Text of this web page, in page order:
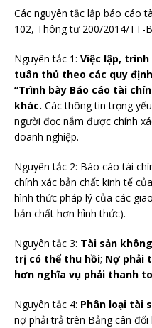
Các nguyên tắc lập báo cáo
102, Thông tư 200/2014/TT-
Nguyên tắc 1: Việc lập,
tuân thủ theo các quy
“Trình bày Báo cáo tài
khác. Các thông tin trọng
người đọc nắm được chính
doanh nghiệp.
Nguyên tắc 2: Báo cáo tài
chính xác bản chất kinh tế
hình thức pháp lý của các
bản chất hơn hình thức).
Nguyên tắc 3: Tài sản
trị có thể thu hồi; Nợ phải
hơn nghĩa vụ phải thanh
Nguyên tắc 4: Phân loại tài
nợ phải trả trên Bảng cân